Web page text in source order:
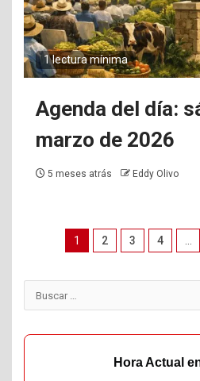
1 lectura mínima
Agenda del día:
marzo de 2026
5 meses atrás Eddy Olivo
Paginación
entradas
1 2 3 4
Buscar:
Hora Actual